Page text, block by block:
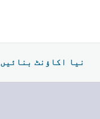
نیا اکاؤنٹ بنائیں